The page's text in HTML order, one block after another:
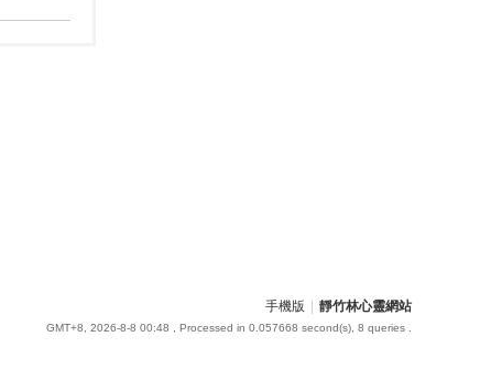
手機版 靜竹林心靈網站
GMT+8, 2026-8-8 00:48 , Processed in 0.057668 second(s), 8 queries .